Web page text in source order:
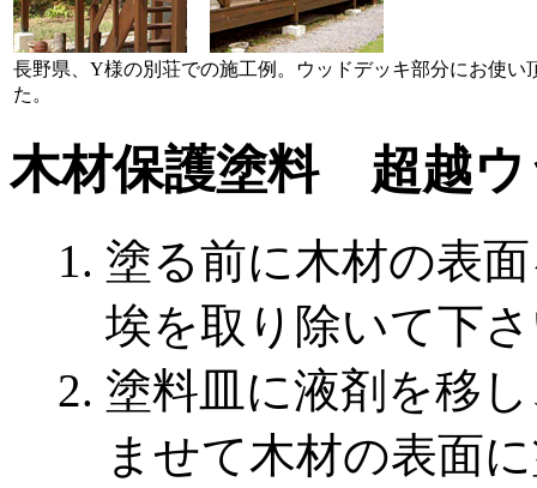
長野県、Y様の別荘での施工例。ウッドデッキ部分にお使い
た。
木材保護塗料 超越ウ
塗る前に木材の表
埃を取り除いて下
塗料皿に液剤を移
ませて木材の表面